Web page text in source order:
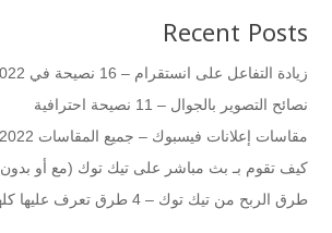
Recent Posts
زيادة التفاعل على انستقرام – 16 نصيحة في 2022
نصائح التصوير بالجوال – 11 نصيحة احترافية
مقاسات إعلانات فيسبوك – جميع المقاسات 2022
كيف تقوم بـ بث مباشر على تيك توك (مع أو بدون 1000 متابع)
طرق الربح من تيك توك – 4 طرق تعرف عليها كلها